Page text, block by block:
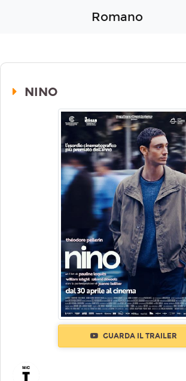
Romano
NINO
GUARDA IL TRAILER